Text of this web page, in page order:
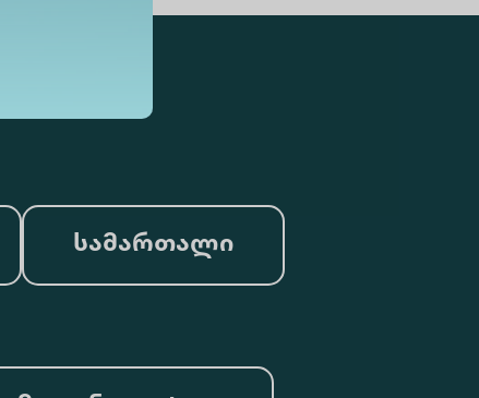
სამართალი